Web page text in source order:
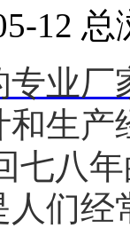
12 总
专业厂
生
七八
们经